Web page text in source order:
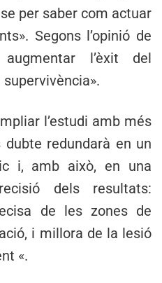
per saber com actuar
Segons l’opinió de
l’èxit del
l’estudi amb més
dubte redundarà en un
i, amb això, en una
dels resultats:
de les zones de
i millora de la lesió
«.